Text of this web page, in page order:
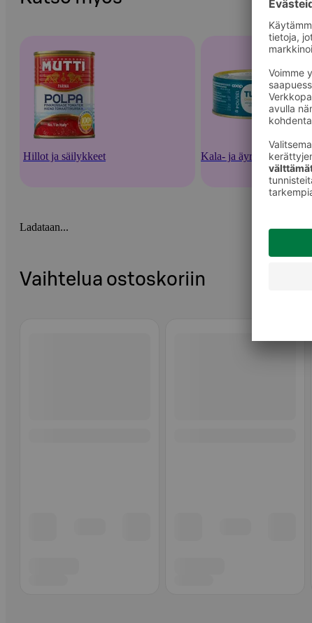
Hillot ja säilykkeet Kala- ja äyriäissäilykkeet
Ladataan...
Vaihtelua ostoskoriin